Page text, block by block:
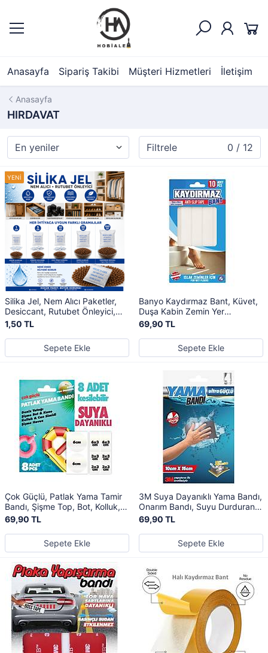
Anasayfa Sipariş Takibi Müşteri Hizmetleri İletişim
Anasayfa
HIRDAVAT
Filtrele 0 / 12
Silika Jel, Nem Alıcı Paketler,
Desiccant, Rutubet Önleyici,
Silicagel, Küf Önleyici
1,50 TL
Sepete Ekle
Banyo Kaydırmaz Bant, Küvet,
Duşa Kabin Zemin Yer
Kaydırmaz Şerit
69,90 TL
Sepete Ekle
Çok Güçlü, Patlak Yama Tamir
Bandı, Şişme Top, Bot, Kolluk,
Pilates Topu, Patlak Yaması
69,90 TL
Sepete Ekle
3M Suya Dayanıklı Yama Bandı,
Onarım Bandı, Suyu Durduran
Bant, Yüksek Kalite
69,90 TL
Sepete Ekle